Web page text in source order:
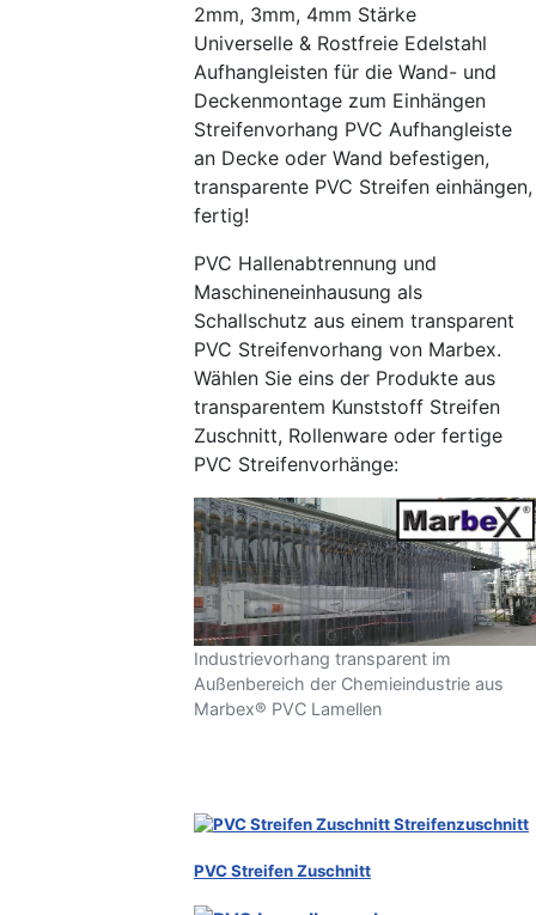
2mm, 3mm, 4mm Stärke
Universelle & Rostfreie Edelstahl
Aufhangleisten für die Wand- und
Deckenmontage zum Einhängen
Streifenvorhang PVC Aufhangleiste
an Decke oder Wand befestigen,
transparente PVC Streifen einhängen,
fertig!
PVC Hallenabtrennung und
Maschineneinhausung als
Schallschutz aus einem transparent
PVC Streifenvorhang von Marbex.
Wählen Sie eins der Produkte aus
transparentem Kunststoff Streifen
Zuschnitt, Rollenware oder fertige
PVC Streifenvorhänge:
Industrievorhang transparent im
Außenbereich der Chemieindustrie aus
Marbex® PVC Lamellen
PVC Streifen Zuschnitt